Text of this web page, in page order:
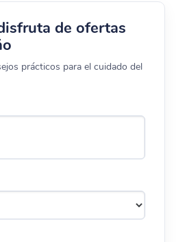
de ofertas
prácticos para el cuidado del